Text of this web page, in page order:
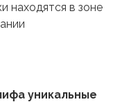
находятся в зоне
уникальные